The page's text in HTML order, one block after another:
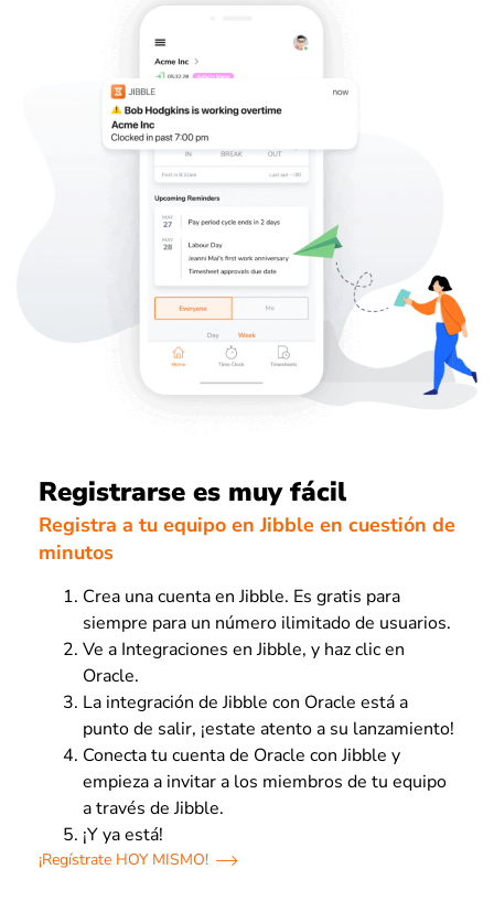
Registrarse es muy fácil
Registra a tu equipo en Jibble en cuestión de
minutos
Crea una cuenta en Jibble. Es gratis para
siempre para un número ilimitado de usuarios.
Ve a Integraciones en Jibble, y haz clic en
Oracle.
La integración de Jibble con Oracle está a
punto de salir, ¡estate atento a su lanzamiento!
Conecta tu cuenta de Oracle con Jibble y
empieza a invitar a los miembros de tu equipo
a través de Jibble.
¡Y ya está!
¡Regístrate HOY MISMO!